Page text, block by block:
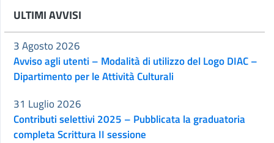
ULTIMI AVVISI
Avviso agli utenti – Modalità di utilizzo del Logo DIAC –
Dipartimento per le Attività Culturali
3 Agosto 2026
Contributi selettivi 2025 – Pubblicata la graduatoria
completa Scrittura II sessione
31 Luglio 2026